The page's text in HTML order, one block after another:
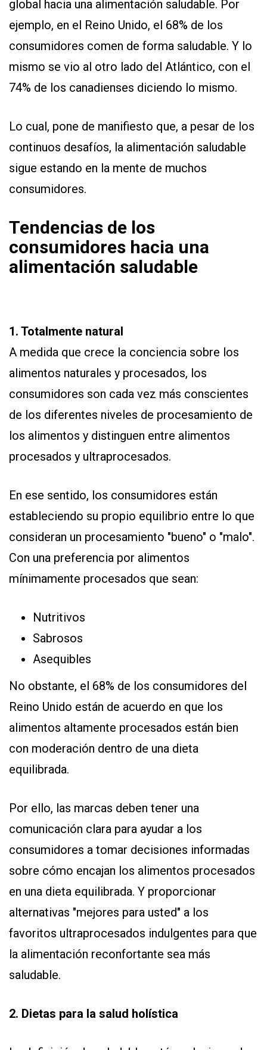
global hacia una alimentación saludable. Por
ejemplo, en el Reino Unido, el 68% de los
consumidores comen de forma saludable. Y lo
mismo se vio al otro lado del Atlántico, con el
74% de los canadienses diciendo lo mismo.
Lo cual, pone de manifiesto que, a pesar de los
continuos desafíos, la alimentación saludable
sigue estando en la mente de muchos
consumidores.
Tendencias de los
consumidores hacia una
alimentación saludable
1. Totalmente natural
A medida que crece la conciencia sobre los
alimentos naturales y procesados, los
consumidores son cada vez más conscientes
de los diferentes niveles de procesamiento de
los alimentos y distinguen entre alimentos
procesados y ultraprocesados.
En ese sentido, los consumidores están
estableciendo su propio equilibrio entre lo que
consideran un procesamiento "bueno" o "malo".
Con una preferencia por alimentos
mínimamente procesados que sean:
Nutritivos
Sabrosos
Asequibles
No obstante, el 68% de los consumidores del
Reino Unido están de acuerdo en que los
alimentos altamente procesados están bien
con moderación dentro de una dieta
equilibrada.
Por ello, las marcas deben tener una
comunicación clara para ayudar a los
consumidores a tomar decisiones informadas
sobre cómo encajan los alimentos procesados
en una dieta equilibrada. Y proporcionar
alternativas "mejores para usted" a los
favoritos ultraprocesados indulgentes para que
la alimentación reconfortante sea más
saludable.
2. Dietas para la salud holística